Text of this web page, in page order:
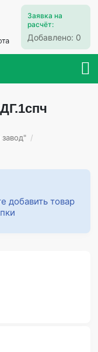
Заявка на
расчёт:
Добавлено: 0
/
добавить товар